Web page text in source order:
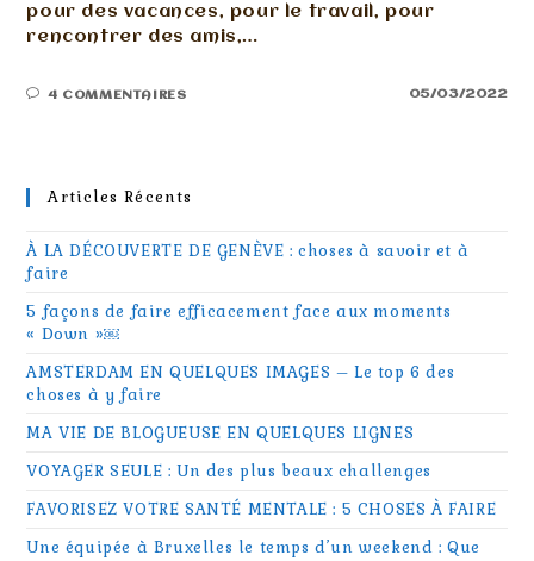
pour des vacances, pour le travail, pour
rencontrer des amis,…
4 COMMENTAIRES 05/03/2022
Articles Récents
À LA DÉCOUVERTE DE GENÈVE : choses à savoir et à
faire
5 façons de faire efficacement face aux moments
« Down »￼
AMSTERDAM EN QUELQUES IMAGES – Le top 6 des
choses à y faire
MA VIE DE BLOGUEUSE EN QUELQUES LIGNES
VOYAGER SEULE : Un des plus beaux challenges
FAVORISEZ VOTRE SANTÉ MENTALE : 5 CHOSES À FAIRE
Une équipée à Bruxelles le temps d’un weekend : Que